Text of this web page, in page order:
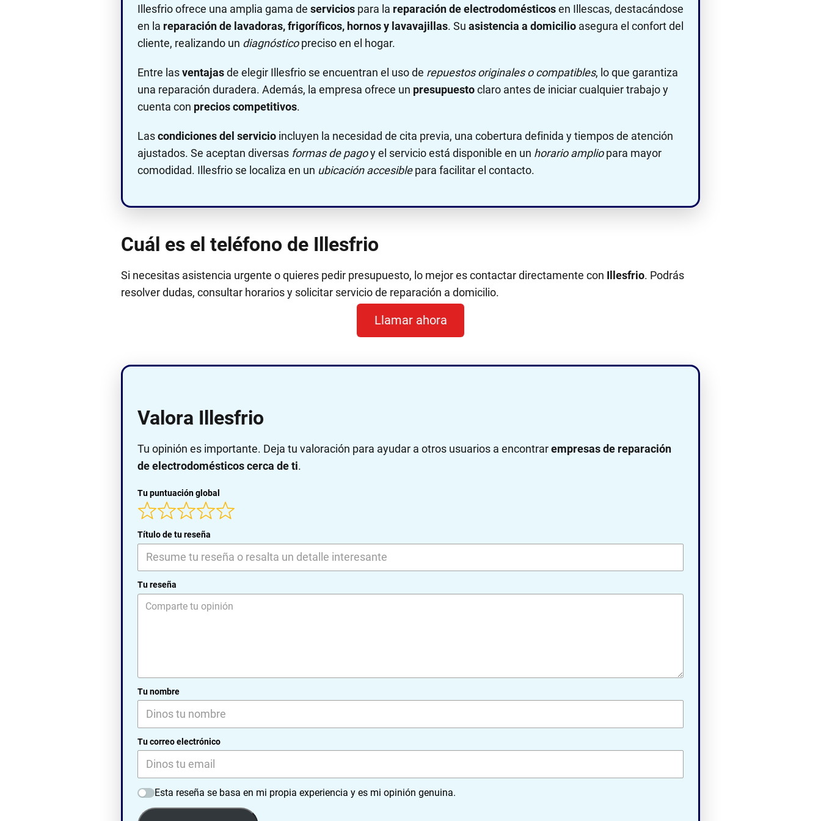
Illesfrio ofrece una amplia gama de servicios para la reparación de electrodomésticosen Illescas, destacándose
en la reparación de lavadoras, frigoríficos, hornos y lavavajillas. Su asistencia a domicilio asegura el confort del
cliente, realizando un diagnósticopreciso en el hogar.
Entre lasventajasde elegir Illesfrio se encuentran el uso de repuestos originales o compatibles, lo que garantiza
una reparación duradera. Además, la empresa ofrece un presupuestoclaro antes de iniciar cualquier trabajo y
cuenta con precios competitivos.
Lascondiciones del servicio incluyen la necesidad de cita previa, una cobertura definida y tiempos de atención
ajustados. Se aceptan diversas formas de pagoy el servicio está disponible en un horario ampliopara mayor
comodidad. Illesfrio se localiza en un ubicación accesiblepara facilitar el contacto.
Cuál es el teléfono de Illesfrio
Si necesitas asistencia urgente o quieres pedir presupuesto, lo mejor es contactar directamente con Illesfrio. Podrás
resolver dudas, consultar horarios y solicitar servicio de reparación a domicilio.
Llamar ahora
Valora Illesfrio
Tu opinión es importante. Deja tu valoración para ayudar a otros usuarios a encontrarempresas de reparación
de electrodomésticos cerca de ti.
Tu puntuación global
Título de tu reseña
Tu reseña
Tu nombre
Tu correo electrónico
Esta reseña se basa en mi propia experiencia y es mi opinión genuina.